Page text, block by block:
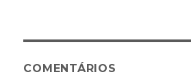
COMENTÁRIOS